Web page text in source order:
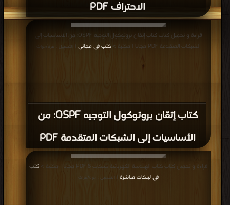
الاحتراف PDF
كتاب إتقان بروتوكول التوجيه OSPF: من
الأساسيات إلى الشبكات المتقدمة PDF
قراءة و تحميل كتاب كتاب إتقان بروتوكول التوجيه OSPF: من الأساسيات إلى
الشبكات المتقدمة PDF مجانا | مكتبة >
كتب في مجاني | التحميل : مرة/مرات
قراءة و تحميل كتاب كتاب الهندسة الكهربائية شبكات 8 PDF مجانا | مكتبة >
كتب
في لينكات مباشرة
| التحميل : مرة/مرات